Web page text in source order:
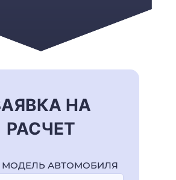
НА
РАСЧЕТ
МОДЕЛЬ АВТОМОБИЛЯ